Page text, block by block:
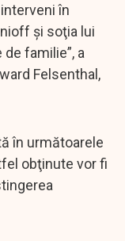
în
şi soţia lui
familie”, a
Felsenthal,
în următoarele
obţinute vor fi